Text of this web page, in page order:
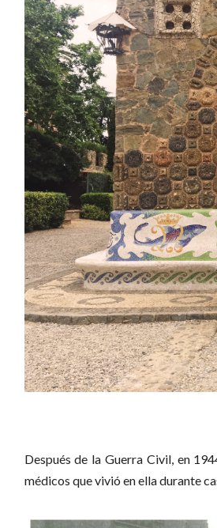
Después de la Guerra Civil, en
médicos que vivió en ella durante